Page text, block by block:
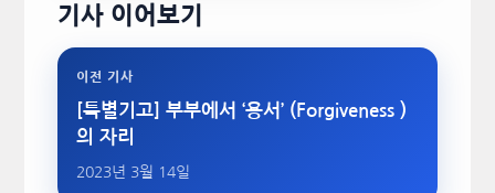
기사 이어보기
이전 기사
[특별기고] 부부에서 ‘용서’ (Forgiveness )
의 자리
2023년 3월 14일